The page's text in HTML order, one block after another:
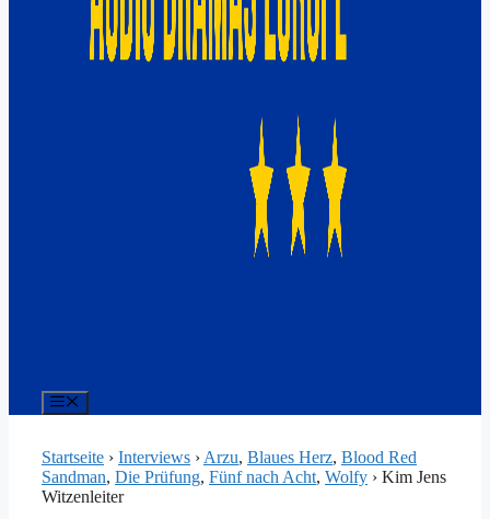
Startseite › Interviews › Arzu, Blaues Herz, Blood Red
Sandman, Die Prüfung, Fünf nach Acht, Wolfy › Kim Jens
Witzenleiter